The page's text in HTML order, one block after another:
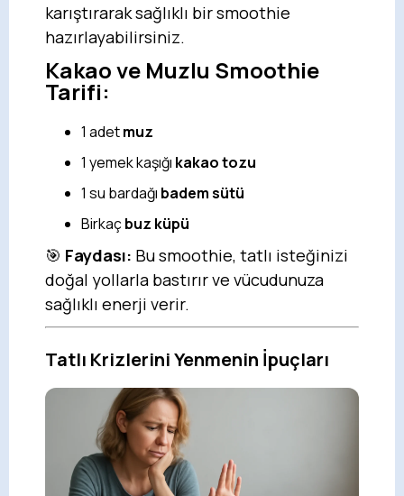
karıştırarak sağlıklı bir smoothie
hazırlayabilirsiniz.
Kakao ve Muzlu Smoothie
Tarifi:
1 adetmuz
1 yemek kaşığı kakao tozu
1 su bardağı badem sütü
Birkaç buz küpü
🎯 Faydası: Bu smoothie, tatlı isteğinizi
doğal yollarla bastırır ve vücudunuza
sağlıklı enerji verir.
Tatlı Krizlerini Yenmenin İpuçları